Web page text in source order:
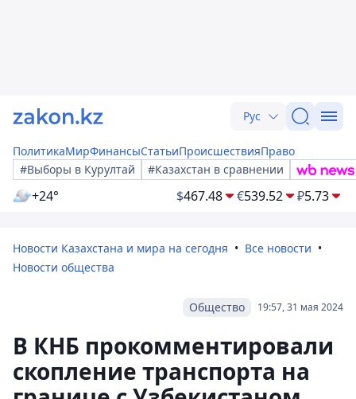
Рус
ПолитикаМирФинансыСтатьиПроисшествияПраво
#Выборы в Курултай
#Казахстан в сравнении
+24° $467.48 €539.52 ₽5.73
Новости Казахстана и мира на сегодня
Все новости
Новости общества
19:57, 31 мая 2024
Общество
В КНБ прокомментировали
скопление транспорта на